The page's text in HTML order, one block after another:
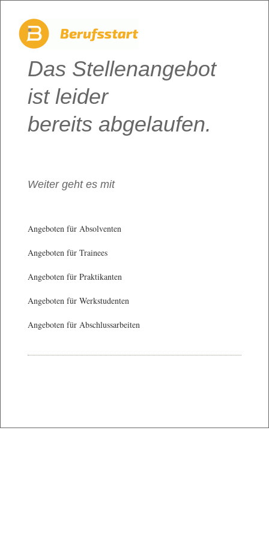
Das Stellenangebot
ist leider
bereits abgelaufen.
Weiter geht es mit
Angeboten für Absolventen
Angeboten für Trainees
Angeboten für Praktikanten
Angeboten für Werkstudenten
Angeboten für Abschlussarbeiten